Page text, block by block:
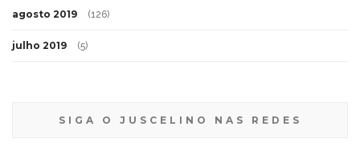
agosto 2019 (126)
julho 2019 (5)
SIGA O JUSCELINO NAS REDES